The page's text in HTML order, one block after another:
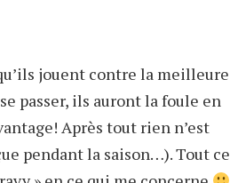
jouent contre la meilleure
passer, ils auront la foule en
Après tout rien n’est
pendant la saison…). Tout ce